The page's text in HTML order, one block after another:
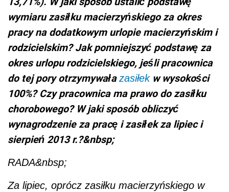
wymiaru zasiłku macierzyńskiego za okres
pracy na dodatkowym urlopie macierzyńskim i
rodzicielskim? Jak pomniejszyć podstawę za
okres urlopu rodzicielskiego, jeśli pracownica
do tej pory otrzymywałazasiłekw wysokości
100%? Czy pracownica ma prawo do zasiłku
chorobowego? W jaki sposób obliczyć
wynagrodzenie za pracę i zasiłek za lipiec i
sierpień 2013 r.?&nbsp;
RADA&nbsp;
Za lipiec, oprócz zasiłku macierzyńskiego w